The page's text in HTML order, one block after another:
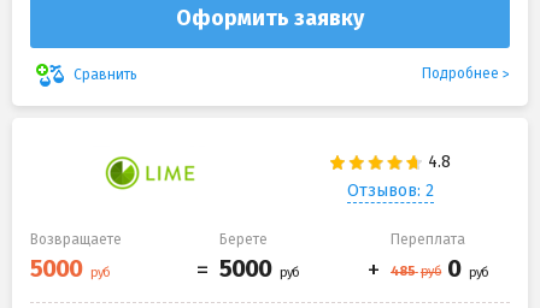
Оформить заявку
Сравнить Подробнее
Отзывов: 2
Возвращаете Берете Переплата